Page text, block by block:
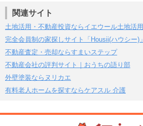
関連サイト
土地活用・不動産投資ならイエウール土地活用
完全会員制の家探しサイト「Housii(ハウシー)」
不動産査定・売却ならすまいステップ
不動産会社の評判サイト｜おうちの語り部
外壁塗装ならヌリカエ
有料老人ホームを探すならケアスル 介護